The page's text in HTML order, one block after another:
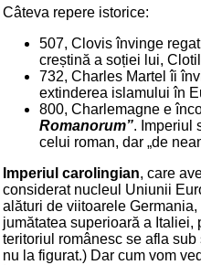
Câteva repere istorice:
507, Clovis învinge
creștină a soției lui,
732, Charles Martel îi
extinderea islamului în
800, Charlemagne e
Romanorum”. Imperiul
celui roman, dar „de
Imperiul carolingian, care
considerat nucleul Uniunii
alături de viitoarele
jumătatea superioară a Italiei,
teritoriul românesc se afla
nu la figurat.) Dar cum vom